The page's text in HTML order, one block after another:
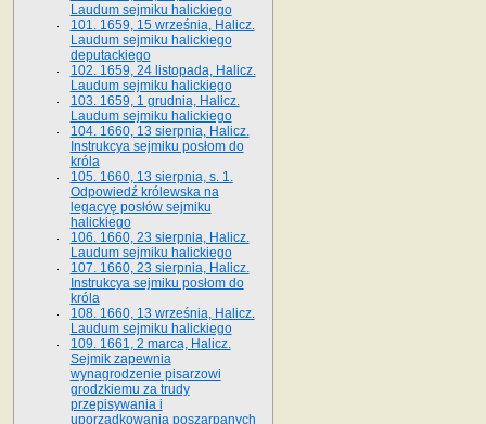
Laudum sejmiku halickiego
101. 1659, 15 września, Halicz.
Laudum sejmiku halickiego
deputackiego
102. 1659, 24 listopada, Halicz.
Laudum sejmiku halickiego
103. 1659, 1 grudnia, Halicz.
Laudum sejmiku halickiego
104. 1660, 13 sierpnia, Halicz.
Instrukcya sejmiku posłom do
króla
105. 1660, 13 sierpnia, s. 1.
Odpowiedź królewska na
legacyę posłów sejmiku
halickiego
106. 1660, 23 sierpnia, Halicz.
Laudum sejmiku halickiego
107. 1660, 23 sierpnia, Halicz.
Instrukcya sejmiku posłom do
króla
108. 1660, 13 września, Halicz.
Laudum sejmiku halickiego
109. 1661, 2 marca, Halicz.
Sejmik zapewnia
wynagrodzenie pisarzowi
grodzkiemu za trudy
przepisywania i
uporządkowania poszarpanych